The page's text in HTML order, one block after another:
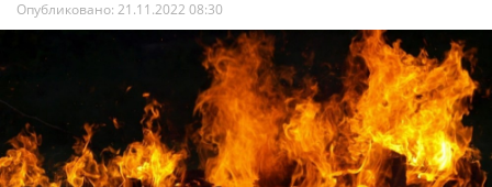
Опубликовано: 21.11.2022 08:30